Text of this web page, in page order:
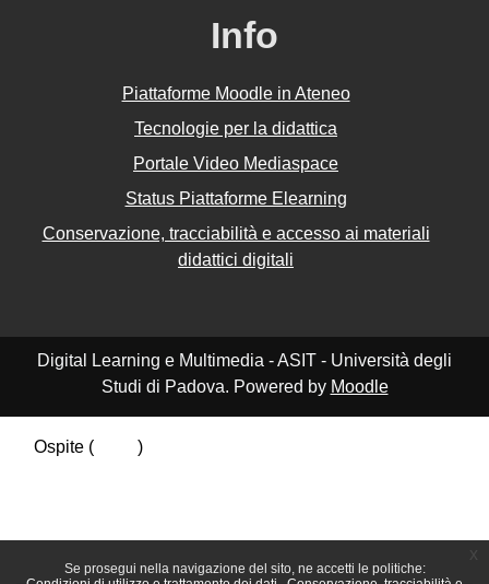
Se prosegui nella navigazione del sito, ne accetti le politiche:
Info
Piattaforme Moodle in Ateneo
Tecnologie per la didattica
Portale Video Mediaspace
Status Piattaforme Elearning
Conservazione, tracciabilità e accesso ai materiali
didattici digitali
Digital Learning e Multimedia - ASIT - Università degli
Studi di Padova. Powered by Moodle
Ospite (
)